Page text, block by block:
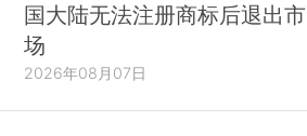
国大陆无法注册商标后退出市
场
2026年08月07日